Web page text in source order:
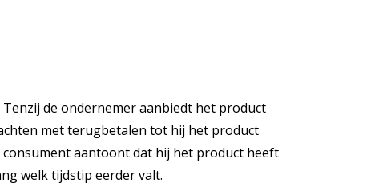
de ondernemer aanbiedt het product
met terugbetalen tot hij het product
aantoont dat hij het product heeft
welk tijdstip eerder valt.